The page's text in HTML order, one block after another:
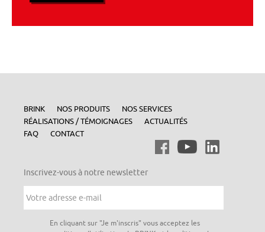
BRINK NOS PRODUITS
NOS SERVICES
RÉALISATIONS / TÉMOIGNAGES
ACTUALITÉS
FAQ
CONTACT
Inscrivez-vous à notre newsletter
Votre
adresse
En cliquant sur "Je m'inscris" vous acceptez les